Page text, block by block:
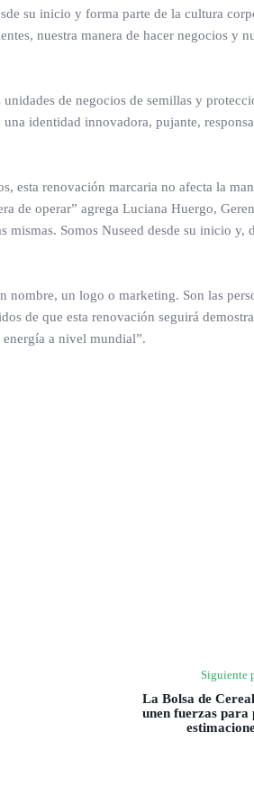
su inicio y forma parte de la cultura
nuestra manera de hacer negocios y
de negocios de semillas y
identidad innovadora, pujante,
esta renovación marcaria no afecta la
de operar” agrega Luciana Huergo,
Somos Nuseed desde su inicio y,
nombre, un logo o marketing. Son las
de que esta renovación seguirá
a nivel mundial”.
Siguiente
La Bolsa de
unen fuerzas para